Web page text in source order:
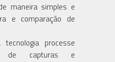
maneira simples e
e comparação de
processe
de capturas e